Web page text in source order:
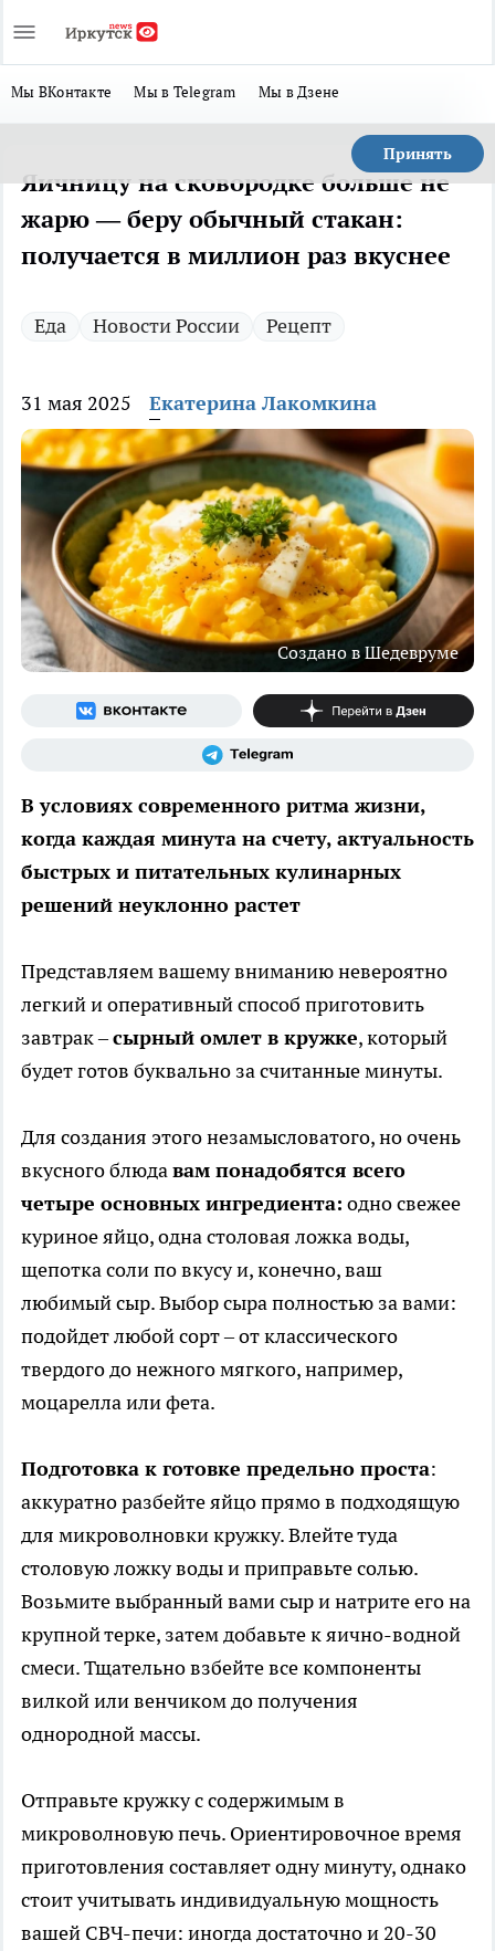
Мы ВКонтакте Мы в Telegram Мы в Дзене
Принять
Яичницу на сковородке больше не
жарю — беру обычный стакан:
получается в миллион раз вкуснее
Еда Новости России Рецепт
31 мая 2025 Екатерина Лакомкина
Создано в Шедевруме
В условиях современного ритма жизни,
когда каждая минута на счету, актуальность
быстрых и питательных кулинарных
решений неуклонно растет
Представляем вашему вниманию невероятно
легкий и оперативный способ приготовить
завтрак –сырный омлет в кружке, который
будет готов буквально за считанные минуты.
Для создания этого незамысловатого, но очень
вкусного блюдавам понадобятся всего
четыре основных ингредиента: одно свежее
куриное яйцо, одна столовая ложка воды,
щепотка соли по вкусу и, конечно, ваш
любимый сыр. Выбор сыра полностью за вами:
подойдет любой сорт – от классического
твердого до нежного мягкого, например,
моцарелла или фета.
Подготовка к готовке предельно проста:
аккуратно разбейте яйцо прямо в подходящую
для микроволновки кружку. Влейте туда
столовую ложку воды и приправьте солью.
Возьмите выбранный вами сыр и натрите его на
крупной терке, затем добавьте к яично-водной
смеси. Тщательно взбейте все компоненты
вилкой или венчиком до получения
однородной массы.
Отправьте кружку с содержимым в
микроволновую печь. Ориентировочное время
приготовления составляет одну минуту, однако
стоит учитывать индивидуальную мощность
вашей СВЧ-печи: иногда достаточно и 20-30